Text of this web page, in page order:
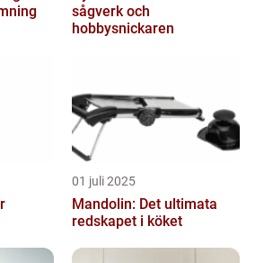
sågverk och
hobbysnickaren
01 juli 2025
Mandolin: Det ultimata
redskapet i köket